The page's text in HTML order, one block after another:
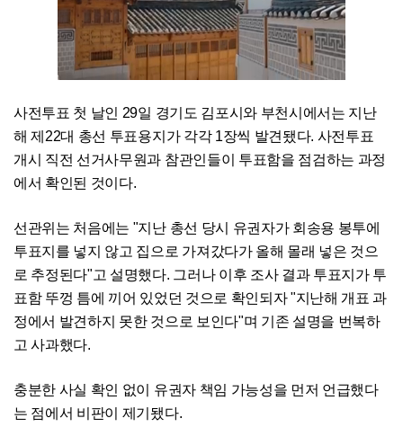
사전투표 첫 날인 29일 경기도 김포시와 부천시에서는 지난
해 제22대 총선 투표용지가 각각 1장씩 발견됐다. 사전투표
개시 직전 선거사무원과 참관인들이 투표함을 점검하는 과정
에서 확인된 것이다.
선관위는 처음에는 "지난 총선 당시 유권자가 회송용 봉투에
투표지를 넣지 않고 집으로 가져갔다가 올해 몰래 넣은 것으
로 추정된다"고 설명했다. 그러나 이후 조사 결과 투표지가 투
표함 뚜껑 틈에 끼어 있었던 것으로 확인되자 "지난해 개표 과
정에서 발견하지 못한 것으로 보인다"며 기존 설명을 번복하
고 사과했다.
충분한 사실 확인 없이 유권자 책임 가능성을 먼저 언급했다
는 점에서 비판이 제기됐다.